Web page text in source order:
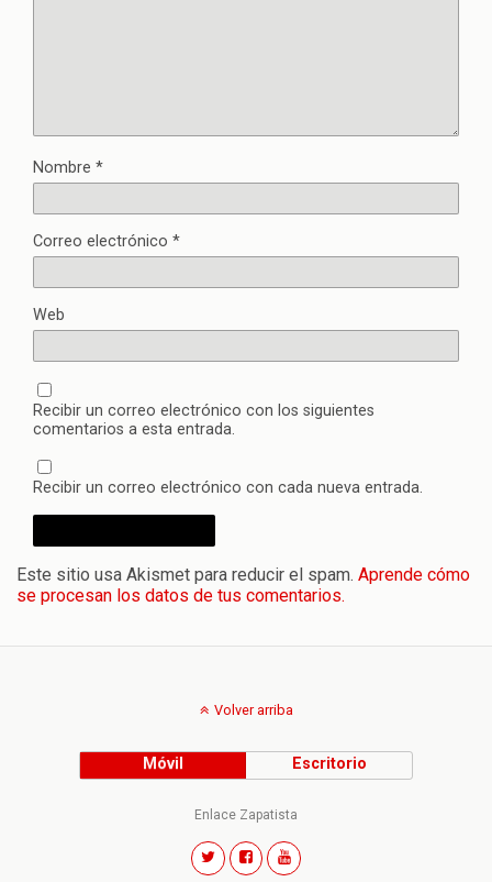
Nombre *
Correo electrónico *
Web
Recibir un correo electrónico con los siguientes
comentarios a esta entrada.
Recibir un correo electrónico con cada nueva entrada.
Este sitio usa Akismet para reducir el spam. Aprende cómo
se procesan los datos de tus comentarios.
Volver arriba
Móvil Escritorio
Enlace Zapatista